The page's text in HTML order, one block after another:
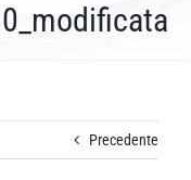
Precedente